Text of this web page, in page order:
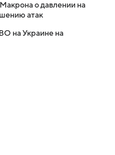
о давлении на
атак
на Украине на